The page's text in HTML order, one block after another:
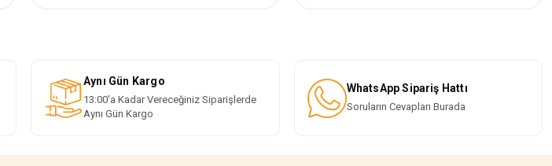
Aynı Gün Kargo
13:00'a Kadar Vereceğiniz Siparişlerde
Aynı Gün Kargo
WhatsApp Sipariş Hattı
Soruların Cevapları Burada